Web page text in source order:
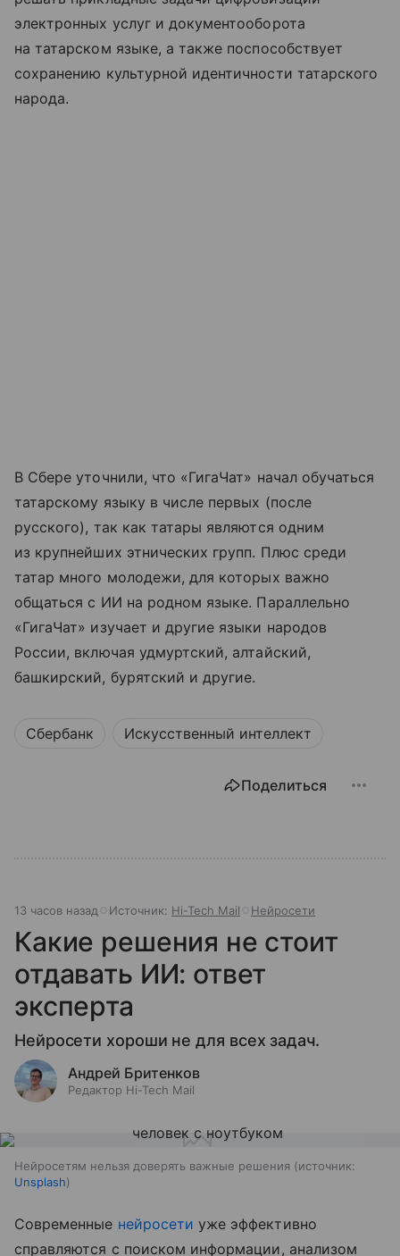
электронных услуг и документооборота
на татарском языке, а также поспособствует
сохранению культурной идентичности татарского
народа.
В Сбере уточнили, что «ГигаЧат» начал обучаться
татарскому языку в числе первых (после
русского), так как татары являются одним
из крупнейших этнических групп. Плюс среди
татар много молодежи, для которых важно
общаться с ИИ на родном языке. Параллельно
«ГигаЧат» изучает и другие языки народов
России, включая удмуртский, алтайский,
башкирский, бурятский и другие.
Сбербанк Искусственный интеллект
Поделиться
13 часов назад Источник: Hi-Tech Mail Нейросети
Какие решения не стоит
отдавать ИИ: ответ
эксперта
Нейросети хороши не для всех задач.
Андрей Бритенков
Редактор Hi-Tech Mail
Нейросетям нельзя доверять важные решения
источник:
Unsplash
Современные нейросети уже эффективно
справляются с поиском информации, анализом